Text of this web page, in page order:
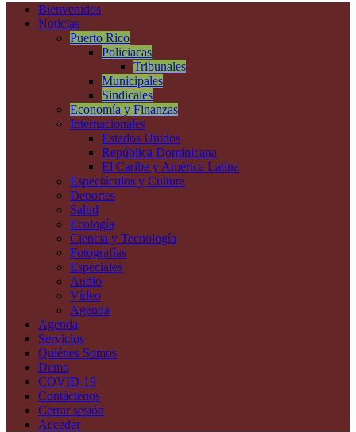
Bienvenidos
Noticias
Puerto Rico
Policiacas
Tribunales
Municipales
Sindicales
Economía y Finanzas
Internacionales
Estados Unidos
República Dominicana
El Caribe y América Latina
Espectáculos y Cultura
Deportes
Salud
Ecología
Ciencia y Tecnología
Fotografías
Especiales
Audio
Vídeo
Agenda
Agenda
Servicios
Quiénes Somos
Demo
COVID-19
Contáctenos
Cerrar sesión
Acceder